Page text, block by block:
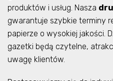
produktów i usług. Nasza
gwarantuje szybkie terminy
papierze o wysokiej jakości.
gazetki będą czytelne,
uwagę klientów.